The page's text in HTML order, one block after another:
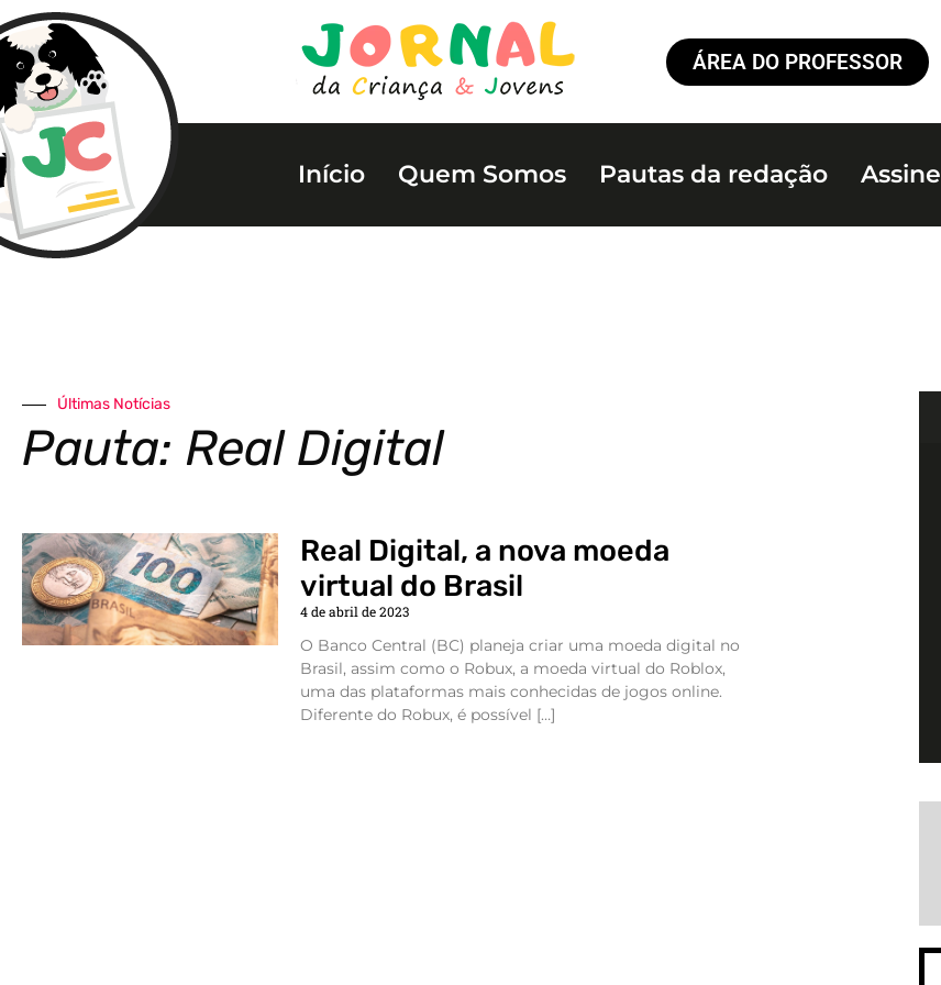
ÁREA DO PROFESSOR
Início Quem Somos Pautas da redação Assine
Últimas Notícias
Pauta: Real Digital
Real Digital, a nova moeda
virtual do Brasil
4 de abril de 2023
O Banco Central (BC) planeja criar uma moeda digital no
Brasil, assim como o Robux, a moeda virtual do Roblox,
uma das plataformas mais conhecidas de jogos online.
Diferente do Robux, é possível […]